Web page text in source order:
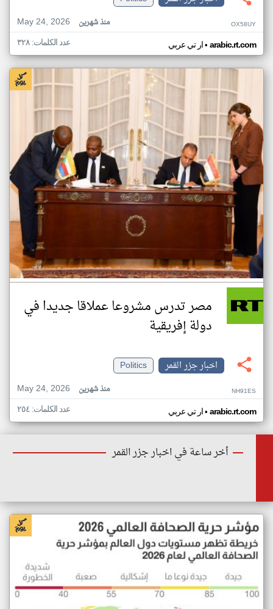
May 24, 2026
منذ شهرين OX58UY
ار تي عربي• arabic.rt.com عدد الكلمات: ٣٢٨
مصر تدرس مشروعا عملاقا جديدا في
دولة إفريقية
اخبار جزر القمر
Politics
May 24, 2026
منذ شهرين NH91ES
ار تي عربي• arabic.rt.com عدد الكلمات: ٢٥٤
أخر ساعة في اخبار جزر القمر